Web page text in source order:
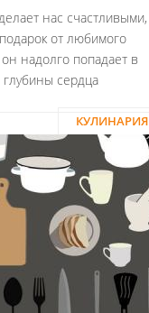
нас счастливыми,
от любимого
надолго попадает в
сердца
КУЛИНАРИЯ